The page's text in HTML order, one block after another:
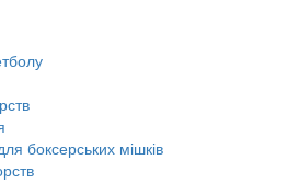
боксерських мішків